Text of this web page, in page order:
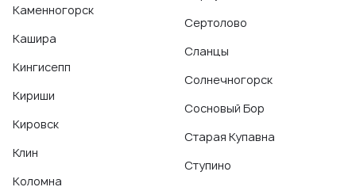
Каменногорск
Кашира
Кингисепп
Кириши
Кировск
Клин
Коломна
Сертолово
Сланцы
Солнечногорск
Сосновый Бор
Старая Купавна
Ступино